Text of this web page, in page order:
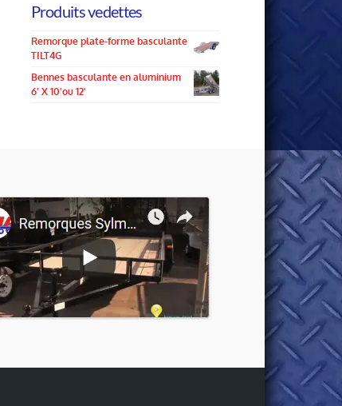
Produits vedettes
Remorque plate-forme basculante
TILT4G
Bennes basculante en aluminium
6' X 10'ou 12'